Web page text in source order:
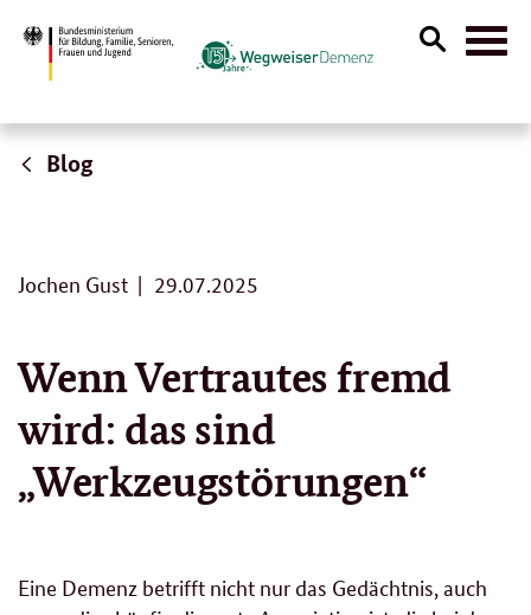
Suche
Blog
Jochen Gust 29.07.2025
7
.
2
0
2
5
Wenn Vertrautes fremd
wird: das sind
„Werkzeugstörungen“
Eine Demenz betrifft nicht nur das Gedächtnis, auch